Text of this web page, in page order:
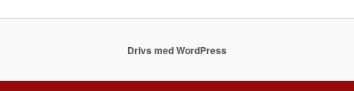
Drivs med WordPress